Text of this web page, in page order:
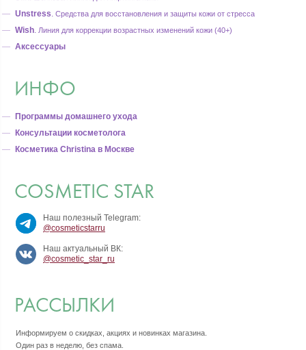
Unstress. Средства для восстановления и защиты кожи от стресса
Wish. Линия для коррекции возрастных изменений кожи (40+)
Аксессуары
ИНФО
Программы домашнего ухода
Консультации косметолога
Косметика Christina в Москве
COSMETIC STAR
Наш полезный Telegram:
@cosmeticstarru
Наш актуальный ВК:
@cosmetic_star_ru
РАССЫЛКИ
Информируем о скидках, акциях и новинках магазина.
Один раз в неделю, без спама.